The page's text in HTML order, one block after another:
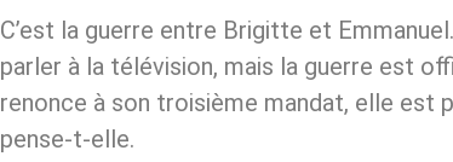
C’est la guerre entre Brigitte et
parler à la télévision, mais la guerre est
renonce à son troisième mandat, elle est
pense-t-elle.